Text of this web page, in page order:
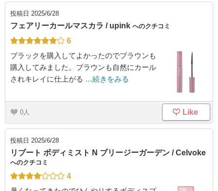
投稿日 2025/6/28
フェアリーカールマスカラ / upink へのクチコミ
6
ブラックを購入してよかったのでブラウンも
購入してみました。ブラウンも自然にカール
されキレイに仕上がる …続きをみる
0 Like
投稿日 2025/6/28
リブート ボディミスト N ブリージーガーデン / Celvoke
へのクチコミ
4